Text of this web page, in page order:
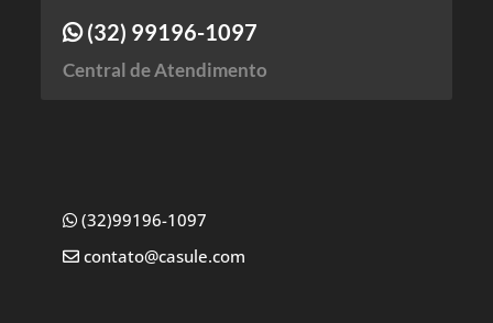
(32) 99196-1097
Central de Atendimento
(32)99196-1097
contato@casule.com